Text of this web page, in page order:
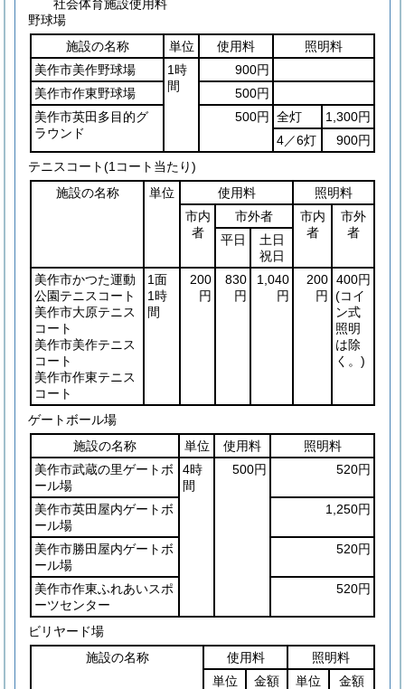
社会体育施設使用料
野球場
施設の名称
単位 使用料
照明料
美作市美作野球場
1時
間
900円
美作市作東野球場
500円
美作市英田多目的グ
ラウンド
500円 全灯
1,300円
4／6灯
900円
テニスコート(1コート当たり)
施設の名称
単位 使用料
照明料
市内
者
市外者
市内
者
市外
者
平日
土日
祝日
美作市かつた運動
公園テニスコート
美作市大原テニス
コート
美作市美作テニス
コート
美作市作東テニス
コート
1面
1時
間
200
円
830
円
1,040
円
200
円
400円
(コイ
ン式
照明
は除
く。)
ゲートボール場
施設の名称
単位 使用料
照明料
美作市武蔵の里ゲートボ
ール場
4時
間
500円 520円
美作市英田屋内ゲートボ
ール場
1,250円
美作市勝田屋内ゲートボ
ール場
520円
美作市作東ふれあいスポ
ーツセンター
520円
ビリヤード場
施設の名称
使用料
照明料
単位
金額 単位
金額